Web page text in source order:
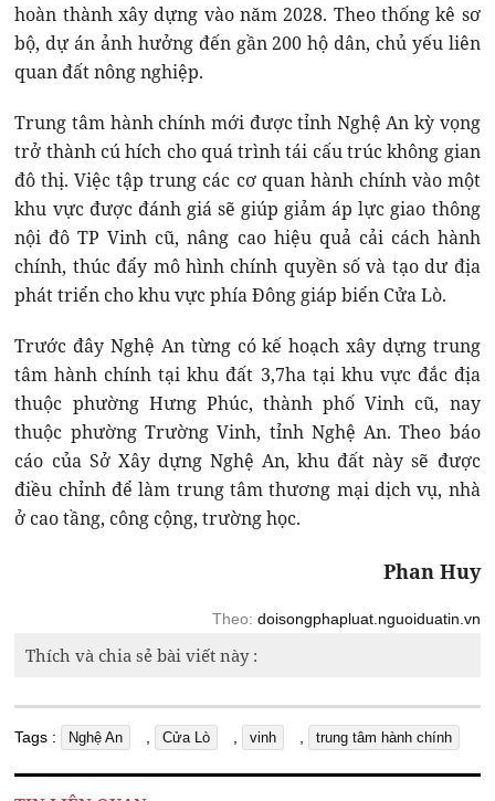
hoàn thành xây dựng vào năm 2028. Theo thống kê sơ
bộ, dự án ảnh hưởng đến gần 200 hộ dân, chủ yếu liên
quan đất nông nghiệp.
Trung tâm hành chính mới được tỉnh Nghệ An kỳ vọng
trở thành cú hích cho quá trình tái cấu trúc không gian
đô thị. Việc tập trung các cơ quan hành chính vào một
khu vực được đánh giá sẽ giúp giảm áp lực giao thông
nội đô TP Vinh cũ, nâng cao hiệu quả cải cách hành
chính, thúc đẩy mô hình chính quyền số và tạo dư địa
phát triển cho khu vực phía Đông giáp biển Cửa Lò.
Trước đây Nghệ An từng có kế hoạch xây dựng trung
tâm hành chính tại khu đất 3,7ha tại khu vực đắc địa
thuộc phường Hưng Phúc, thành phố Vinh cũ, nay
thuộc phường Trường Vinh, tỉnh Nghệ An. Theo báo
cáo của Sở Xây dựng Nghệ An, khu đất này sẽ được
điều chỉnh để làm trung tâm thương mại dịch vụ, nhà
ở cao tầng, công cộng, trường học.
Phan Huy
Theo: doisongphapluat.nguoiduatin.vn
Thích và chia sẻ bài viết này :
Tags : Nghệ An Cửa Lò vinh trung tâm hành chính